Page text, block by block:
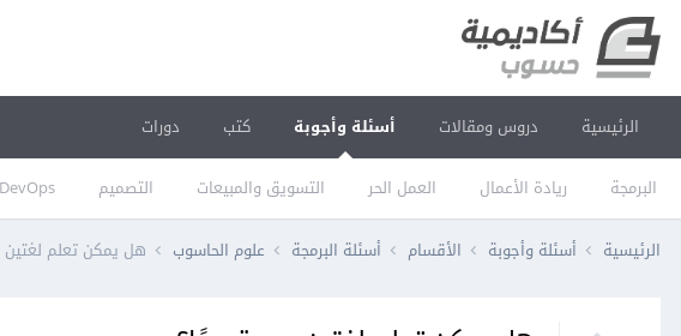
الرئيسية دروس ومقالات أسئلة وأجوبة
البرمجة ريادة الأعمال العمل الحر التسويق والمبيعات التصميم DevOps
كتب دورات
الرئيسية أسئلة وأجوبة الأقسام أسئلة البرمجة علوم الحاسوب هل يمكن تعلم لغتين